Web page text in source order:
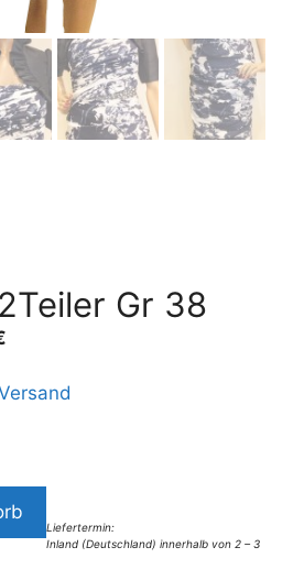
Gr 38
ist:
Liefertermin:
Inland (Deutschland) innerhalb von 2 – 3